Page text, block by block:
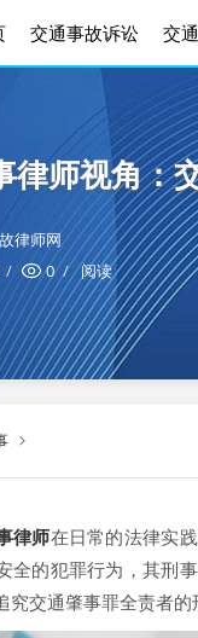
交通事故诉讼 交
律师视角：
律师网
0 阅读
律师在日常的法律实
全的犯罪行为，其刑
究交通肇事罪全责者